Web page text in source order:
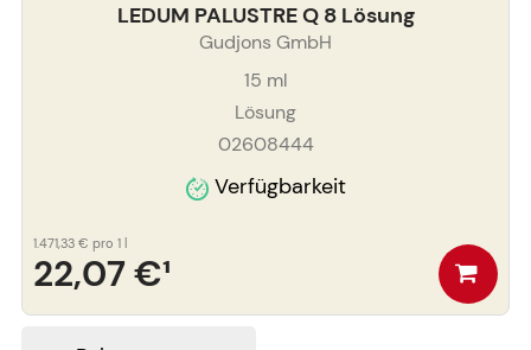
LEDUM PALUSTRE Q 8 Lösung
Gudjons GmbH
15 ml
Lösung
02608444
Verfügbarkeit
22,07 €¹
1.471,33 € pro 1 l